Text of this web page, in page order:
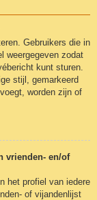
Gebruikers die in
weergegeven zodat
kunt sturen.
stijl, gemarkeerd
worden zijn of
vrienden- en/of
het profiel van iedere
of vijandenlijst